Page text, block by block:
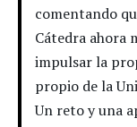
comentando
Cátedra ahora
impulsar la
propio de la
Un reto y una